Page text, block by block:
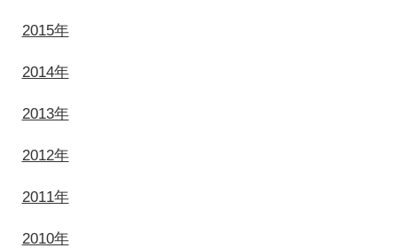
2015年
2014年
2013年
2012年
2011年
2010年